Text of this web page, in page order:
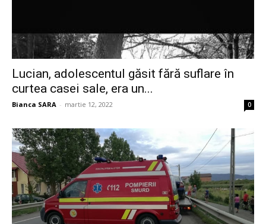
Lucian, adolescentul găsit fără suflare în
curtea casei sale, era un...
Bianca SARA - martie 12, 2022 0